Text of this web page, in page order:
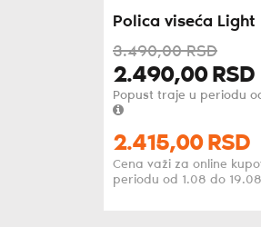
Polica viseća Light
3.490,00 RSD
2.490,00 RSD
Popust traje u periodu
2.415,00 RSD
Cena važi za online
periodu od 1.08 do